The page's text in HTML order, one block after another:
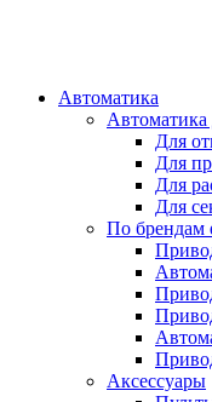
Автоматика
Автоматика
Для
Для
Для
Для
По брендам
Аксессуары